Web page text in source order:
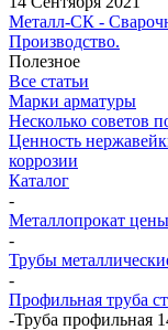
Металл-СК -
Производство.
Полезное
Все статьи
Марки арматуры
Несколько советов
Ценность
коррозии
Каталог
-
Металлопрокат цены
-
Трубы
-
Профильная труба
-Труба профильная